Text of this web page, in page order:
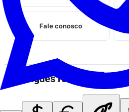
Fale conosco
Perrengues relacionados